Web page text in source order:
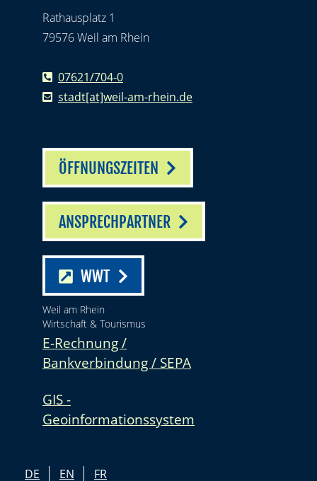
Rathausplatz 1
79576 Weil am Rhein
07621/704-0
stadt[at]weil-am-rhein.de
ÖFFNUNGSZEITEN
ANSPRECHPARTNER
WWT
Weil am Rhein
Wirtschaft & Tourismus
E-Rechnung /
Bankverbindung / SEPA
GIS -
Geoinformationssystem
DE EN FR